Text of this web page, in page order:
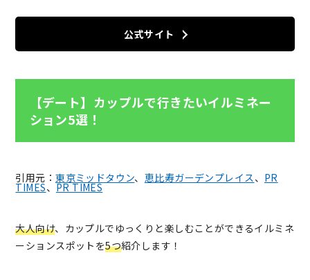
公式サイト
【デート】カップルで行きたいイルミネー
ション5選！
引用元：東京ミッドタウン、 恵比寿ガーデンプレイス 、 PR
TIMES、PR TIMES
大人向け、カップルでゆっくりと楽しむことができるイルミネ
ーションスポットを5つ紹介します！